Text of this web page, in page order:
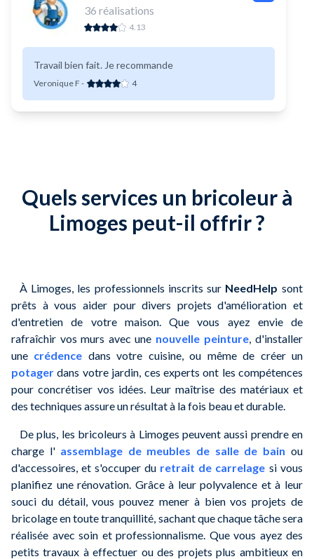
36 réalisations
4.13
Travail bien fait. Je recommande
Veronique F - 4
Quels services un bricoleur à
Limoges peut-il offrir ?
À Limoges, les professionnels inscrits sur NeedHelp sont
prêts à vous aider pour divers projets d'amélioration et
d'entretien de votre maison. Que vous ayez envie de
rafraîchir vos murs avec une nouvelle peinture, d'installer
une crédence dans votre cuisine, ou même de créer un
potager dans votre jardin, ces experts ont les compétences
pour concrétiser vos idées. Leur maîtrise des matériaux et
des techniques assure un résultat à la fois beau et durable.
De plus, les bricoleurs à Limoges peuvent aussi prendre en
charge l' assemblage de meubles de salle de bain ou
d'accessoires, et s'occuper du retrait de carrelage si vous
planifiez une rénovation. Grâce à leur polyvalence et à leur
souci du détail, vous pouvez mener à bien vos projets de
bricolage en toute tranquillité, sachant que chaque tâche sera
réalisée avec soin et professionnalisme. Que vous ayez des
petits travaux à effectuer ou des projets plus ambitieux en